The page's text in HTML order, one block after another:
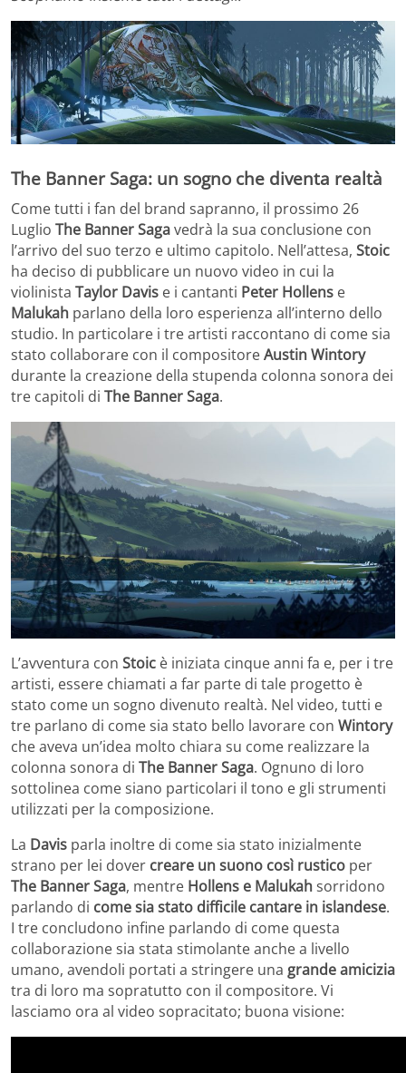
The Banner Saga: un sogno che diventa realtà
Come tutti i fan del brand sapranno, il prossimo 26
Luglio The Banner Sagavedrà la sua conclusione con
l’arrivo del suo terzo e ultimo capitolo. Nell’attesa, Stoic
ha deciso di pubblicare un nuovo video in cui la
violinista Taylor Davis e i cantanti Peter Hollens e
Malukah parlano della loro esperienza all’interno dello
studio. In particolare i tre artisti raccontano di come sia
stato collaborare con il compositoreAustin Wintory
durante la creazione della stupenda colonna sonora dei
tre capitoli di The Banner Saga.
L’avventura con Stoic è iniziata cinque anni fa e, per i tre
artisti, essere chiamati a far parte di tale progetto è
stato come un sogno divenuto realtà. Nel video, tutti e
tre parlano di come sia stato bello lavorare con Wintory
che aveva un’idea molto chiara su come realizzare la
colonna sonora di The Banner Saga. Ognuno di loro
sottolinea come siano particolari il tono e gli strumenti
utilizzati per la composizione.
La Davis parla inoltre di come sia stato inizialmente
strano per lei dover creare un suono così rustico per
The Banner Saga, mentre Hollens e Malukahsorridono
parlando di come sia stato difficile cantare in islandese.
I tre concludono infine parlando di come questa
collaborazione sia stata stimolante anche a livello
umano, avendoli portati a stringere una grande amicizia
tra di loro ma sopratutto con il compositore. Vi
lasciamo ora al video sopracitato; buona visione: